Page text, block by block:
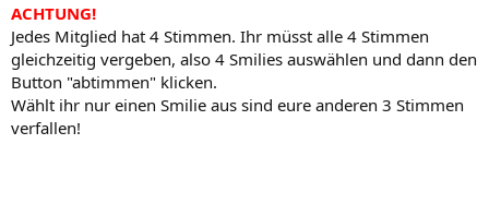
ACHTUNG!
Jedes Mitglied hat 4 Stimmen. Ihr müsst alle 4 Stimmen
gleichzeitig vergeben, also 4 Smilies auswählen und dann den
Button "abtimmen" klicken.
Wählt ihr nur einen Smilie aus sind eure anderen 3 Stimmen
verfallen!